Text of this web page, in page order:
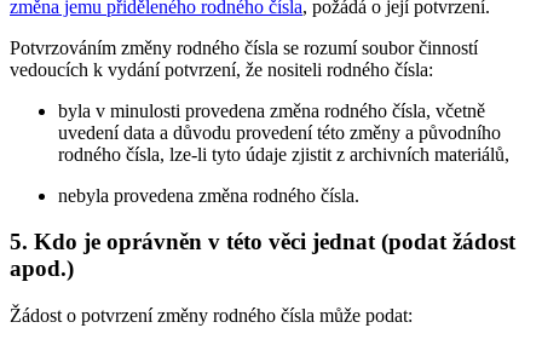
změna jemu přiděleného rodného čísla, požádá o její potvrzení.
Potvrzováním změny rodného čísla se rozumí soubor činností
vedoucích k vydání potvrzení, že nositeli rodného čísla:
byla v minulosti provedena změna rodného čísla, včetně
uvedení data a důvodu provedení této změny a původního
rodného čísla, lze-li tyto údaje zjistit z archivních materiálů,
nebyla provedena změna rodného čísla.
5. Kdo je oprávněn v této věci jednat (podat žádost
apod.)
Žádost o potvrzení změny rodného čísla může podat: